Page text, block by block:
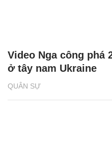
QUÂN SỰ
Video Nga công phá
ở tây nam Ukraine